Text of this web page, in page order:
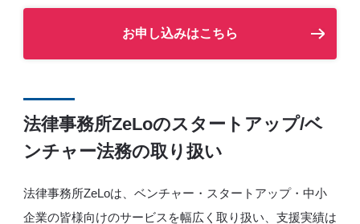
お申し込みはこちら
法律事務所ZeLoのスタートアップ/ベ
ンチャー法務の取り扱い
法律事務所ZeLoは、ベンチャー・スタートアップ・中小
企業の皆様向けのサービスを幅広く取り扱い、支援実績は